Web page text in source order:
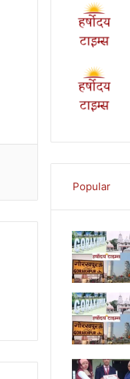
Popular